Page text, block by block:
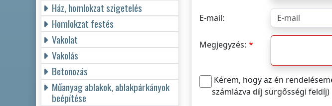
E-mail:
Megjegyzés:
Kérem, hogy az én
számlázva díj sürgősségi feldíj)
Ház, homlokzat szigetelés
Homlokzat festés
Vakolat
Vakolás
Betonozás
Műanyag ablakok, ablakpárkányok
beépítése